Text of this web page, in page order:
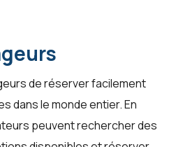
de réserver facilement
dans le monde entier. En
peuvent rechercher des